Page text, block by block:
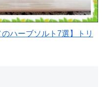
ハーブソルト7選】トリ